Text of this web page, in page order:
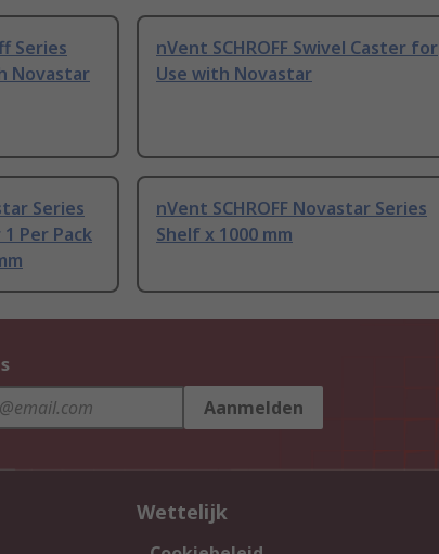
Series
Novastar
nVent SCHROFF Swivel Caster for
Use with Novastar
Series
Per Pack
nVent SCHROFF Novastar Series
Shelf x 1000 mm
Aanmelden
Wettelijk